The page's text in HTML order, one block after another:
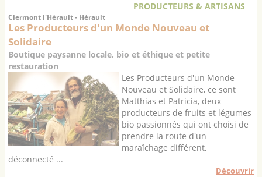
PRODUCTEURS & ARTISANS
Clermont l'Hérault - Hérault
Les Producteurs d'un Monde Nouveau et
Solidaire
Boutique paysanne locale, bio et éthique et petite
restauration
Les Producteurs d'un Monde
Nouveau et Solidaire, ce sont
Matthias et Patricia, deux
producteurs de fruits et légumes
bio passionnés qui ont choisi de
prendre la route d'un
maraîchage différent,
déconnecté ...
Découvrir